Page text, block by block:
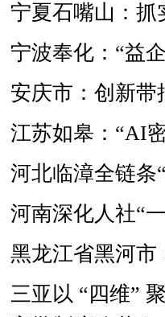
宁夏石嘴山：抓
宁波奉化：“益
安庆市：创新带
江苏如皋：“AI
河北临漳全链条
河南深化人社“
黑龙江省黑河市
三亚以 “四维”